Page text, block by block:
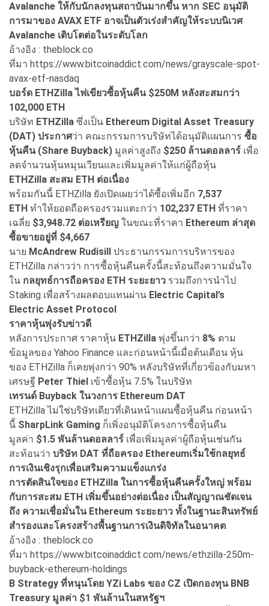
Avalanche ให้กับนักลงทุนสถาบันมากขึ้น หาก SEC อนุมัติ
การมาของ AVAX ETF อาจเป็นตัวเร่งสำคัญให้ระบบนิเวศ
Avalanche เติบโตต่อในระดับโลก
อ้างอิง : theblock.co
ที่มา https://www.bitcoinaddict.com/news/grayscale-spot-
avax-etf-nasdaq
บอร์ด ETHZillaไฟเขียวซื้อหุ้นคืน $250M หลังสะสมกว่า
102,000 ETH
บริษัท ETHZilla ซึ่งเป็น Ethereum Digital Asset Treasury
(DAT) ประกาศว่า คณะกรรมการบริษัทได้อนุมัติแผนการ ซื้อ
หุ้นคืน (Share Buyback) มูลค่าสูงถึง $250 ล้านดอลลาร์ เพื่อ
ลดจำนวนหุ้นหมุนเวียนและเพิ่มมูลค่าให้แก่ผู้ถือหุ้น
ETHZilla สะสม ETH ต่อเนื่อง
พร้อมกันนี้ ETHZilla ยังเปิดเผยว่าได้ซื้อเพิ่มอีก 7,537
ETH ทำให้ยอดถือครองรวมแตะกว่า 102,237 ETH ที่ราคา
เฉลี่ย $3,948.72 ต่อเหรียญ ในขณะที่ราคา Ethereum ล่าสุด
ซื้อขายอยู่ที่ $4,667
นาย McAndrew Rudisill ประธานกรรมการบริหารของ
ETHZilla กล่าวว่า การซื้อหุ้นคืนครั้งนี้สะท้อนถึงความมั่นใจ
ใน กลยุทธ์การถือครอง ETH ระยะยาว รวมถึงการนำไป
Staking เพื่อสร้างผลตอบแทนผ่าน Electric Capital’s
Electric Asset Protocol
ราคาหุ้นพุ่งรับข่าวดี
หลังการประกาศ ราคาหุ้น ETHZilla พุ่งขึ้นกว่า 8% ตาม
ข้อมูลของ Yahoo Finance และก่อนหน้านี้เมื่อต้นเดือน หุ้น
ของ ETHZilla ก็เคยพุ่งกว่า 90% หลังบริษัทที่เกี่ยวข้องกับมหา
เศรษฐี Peter Thiel เข้าซื้อหุ้น 7.5% ในบริษัท
เทรนด์ Buyback ในวงการ Ethereum DAT
ETHZilla ไม่ใช่บริษัทเดียวที่เดินหน้าแผนซื้อหุ้นคืน ก่อนหน้า
นี้ SharpLink Gaming ก็เพิ่งอนุมัติโครงการซื้อหุ้นคืน
มูลค่า $1.5 พันล้านดอลลาร์ เพื่อเพิ่มมูลค่าผู้ถือหุ้นเช่นกัน
สะท้อนว่า บริษัท DAT ที่ถือครอง Ethereumเริ่มใช้กลยุทธ์
การเงินเชิงรุกเพื่อเสริมความแข็งแกร่ง
การตัดสินใจของ ETHZilla ในการซื้อหุ้นคืนครั้งใหญ่ พร้อม
กับการสะสม ETH เพิ่มขึ้นอย่างต่อเนื่อง เป็นสัญญาณชัดเจน
ถึง ความเชื่อมั่นใน Ethereum ระยะยาว ทั้งในฐานะสินทรัพย์
สำรองและโครงสร้างพื้นฐานการเงินดิจิทัลในอนาคต
อ้างอิง : theblock.co
ที่มา https://www.bitcoinaddict.com/news/ethzilla-250m-
buyback-ethereum-holdings
B Strategy ที่หนุนโดย YZi Labs ของ CZ เปิดกองทุน BNB
Treasury มูลค่า $1 พันล้านในสหรัฐฯ